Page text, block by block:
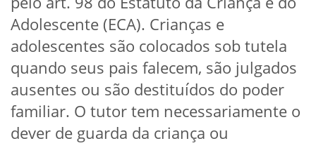
Adolescente (ECA). Crianças e
adolescentes são colocados sob tutela
quando seus pais falecem, são julgados
ausentes ou são destituídos do poder
familiar. O tutor tem necessariamente o
dever de guarda da criança ou